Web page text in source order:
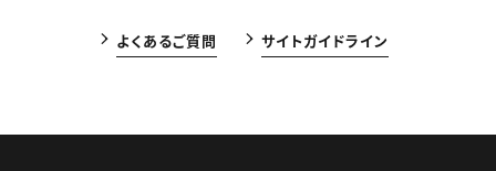
よくあるご質問 サイトガイドライン